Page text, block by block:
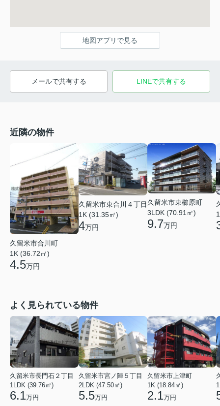
地図アプリで見る
メールで共有する LINEで共有する
近隣の物件
久留米市合川町
1K (36.72㎡)
4.5万円
久留米市東合川４丁目
1K (31.35㎡)
4万円
久留米市東櫛原町
3LDK (70.91㎡)
9.7万円
よく見られている物件
久留米市長門石２丁目
1LDK (39.76㎡)
6.1万円
久留米市宮ノ陣５丁目
2LDK (47.50㎡)
5.5万円
久留米市上津町
1K (18.84㎡)
2.1万円